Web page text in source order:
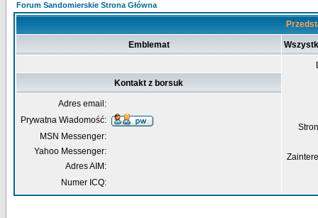
Forum Sandomierskie Strona Główna
Emblemat
Kontakt z borsuk
Adres email:
Prywatna Wiadomość:
MSN Messenger:
Yahoo Messenger:
Adres AIM:
Numer ICQ: